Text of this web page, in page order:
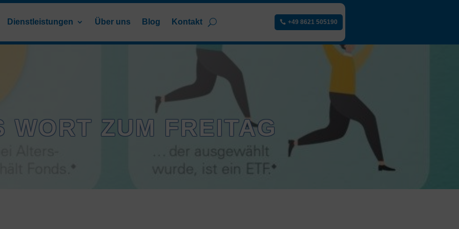
Dienstleistungen Über uns Blog Kontakt +49 8621 505190
WORT ZUM FREITAG